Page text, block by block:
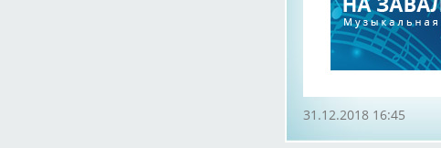
31.12.2018 16:45